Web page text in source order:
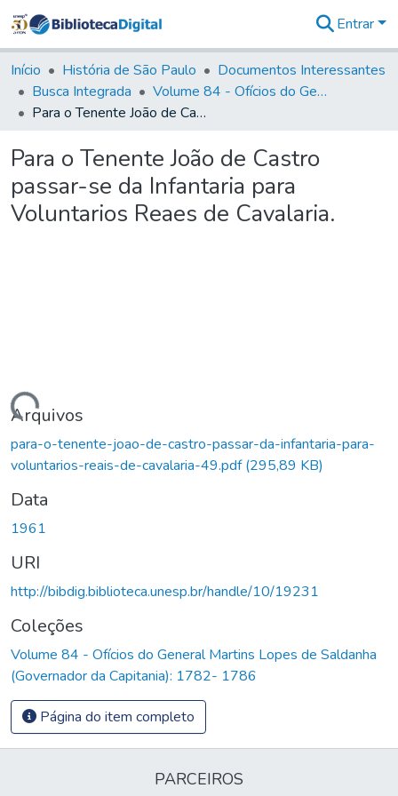
&
Coleções
Tudo na
Biblioteca
Estatísticas
Entrar
Início História de São Paulo
Documentos Interessantes
Busca Integrada
Volume 84 - Ofícios do General Martins Lopes de Saldanha (Governador da Capitania): 1782- 1786
Para o Tenente João de Castro passar-se da Infantaria para Voluntarios Reaes de Cavalaria.
Para o Tenente João de Castro
passar-se da Infantaria para
Voluntarios Reaes de Cavalaria.
Carregando...
Arquivos
para-o-tenente-joao-de-castro-passar-da-infantaria-para-
voluntarios-reais-de-cavalaria-49.pdf(295,89 KB)
Data
1961
URI
http://bibdig.biblioteca.unesp.br/handle/10/19231
Coleções
Volume 84 - Ofícios do General Martins Lopes de Saldanha
(Governador da Capitania): 1782- 1786
Página do item completo
PARCEIROS